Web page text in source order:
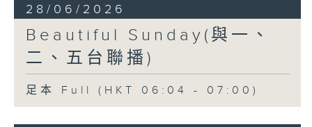
28/06/2026
Beautiful Sunday(與一、
二、五台聯播)
足本 Full (HKT 06:04 - 07:00)